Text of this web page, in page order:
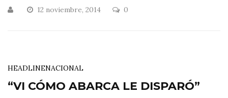
12 noviembre, 2014 0
HEADLINENACIONAL
“VI CÓMO ABARCA LE DISPARÓ”